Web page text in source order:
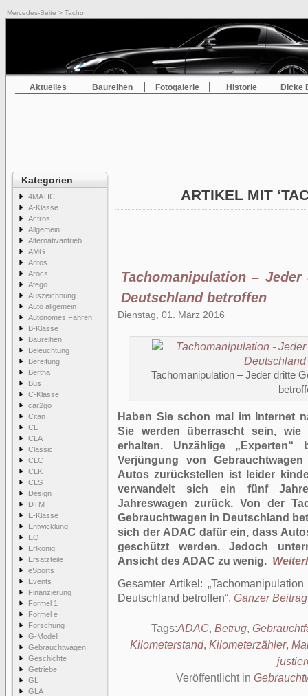
Mercedes-Seite > Tacho
Aktuelles Baureihen Fotogalerie Historie Dicke
Kategorien
4MATIC
A-Klasse
Actros
Allgemein
Alternativantrieb
AMG
Antos
Arocs
Atego
Auszeichnung
Auto allgemein
Autonomes Fahren
B-Klasse
Baureihen
Beleuchtung
Bereifung
Bertha
Bus
C-Klasse
car2go
Citan
CL
CLA
Classic
CLC
CLK
CLS
Design
DTM
E-Klasse
Entwicklung
EQ
Erlkönig
Ersatzteile
eSports
Events
Finanzierung
Formel 1
Formel e
Forschung
G-Modell
Gebrauchtwagen
Geschichte
Getriebe
GL
GLA
ARTIKEL MIT
Tachomanipulation –
Deutschland betroffen
Dienstag, 01. März 2016
Tachomanipulation – Jeder dritte
Haben Sie schon mal im Internet
Sie werden überrascht sein, wie
erhalten. Unzählige
Verjüngung von
Autos zurückstellen ist leider
verwandelt sich ein fünf
Jahreswagen zurück. Von der
Gebrauchtwagen in Deutschland
sich der ADAC dafür ein, dass
geschützt werden. Jedoch
Ansicht des ADAC zu wenig.
Gesamter Artikel:
Deutschland betroffen . Ganzer
Tags:ADAC, Betrug,
Kilometerstand, Kilometerzähler,
Veröffentlicht in